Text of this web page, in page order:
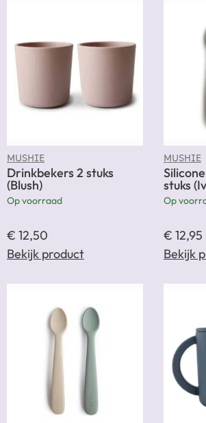
MUSHIE
Drinkbekers 2 stuks
(Blush)
Op voorraad
€ 12,50
Bekijk product
MUSHIE
stuks
Op
€ 12,95
Bekijk